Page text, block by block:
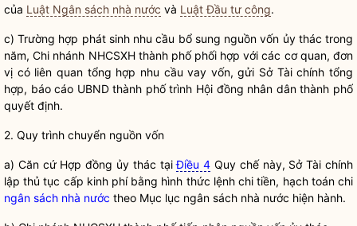
của Luật Ngân sách nhà nước và Luật Đầu tư công.
c) Trường hợp phát sinh nhu cầu bổ sung nguồn vốn ủy thác trong
năm, Chi nhánh NHCSXH thành phố phối hợp với các cơ quan, đơn
vị có liên quan tổng hợp nhu cầu vay vốn, gửi Sở Tài chính tổng
hợp, báo cáo UBND thành phố trình Hội đồng nhân dânthành phố
quyết định.
2. Quy trình chuyển nguồn vốn
a) Căn cứ Hợp đồng ủy thác tạiĐiều 4 Quy chếnày, Sở Tài chính
lập thủ tục cấp kinh phí bằng hình thức lệnh chi tiền, hạch toán chi
ngân sách nhà nước theo Mục lục ngân sách nhà nước hiện hành.